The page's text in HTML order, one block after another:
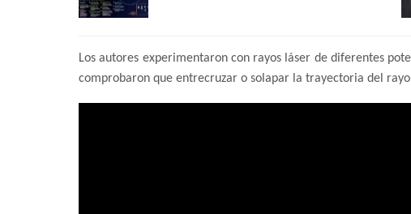
Los autores experimentaron con rayos láser de diferentes
comprobaron que entrecruzar o solapar la trayectoria del